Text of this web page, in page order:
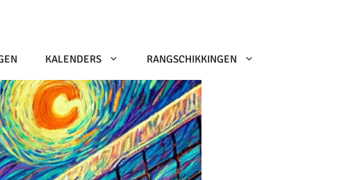
KALENDERS RANGSCHIKKINGEN